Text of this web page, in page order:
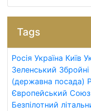
Tags
Росія Україна Київ
Зеленський
(державна посада)
Європейський Союз
Безпілотний